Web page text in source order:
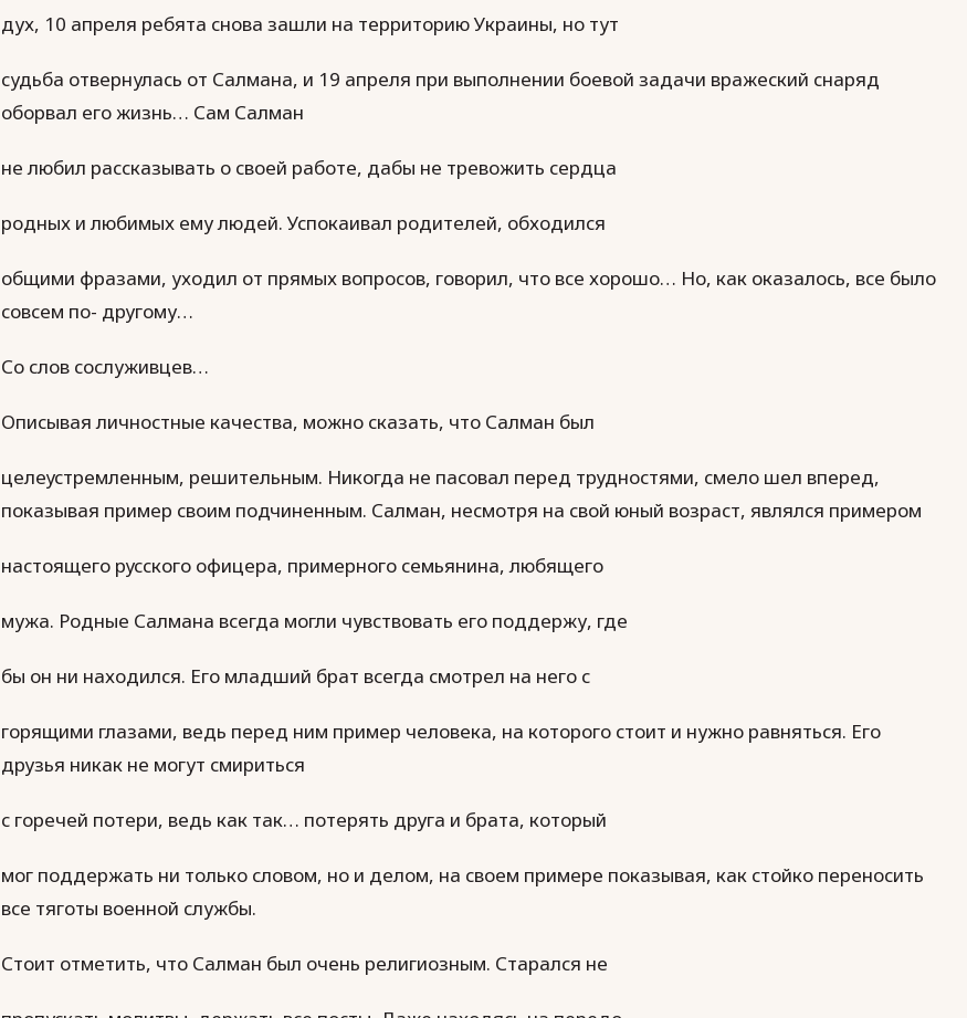
дух, 10 апреля ребята снова зашли на территорию Украины, но тут
судьба отвернулась от Салмана, и 19 апреля при выполнении боевой задачи вражеский снаряд
оборвал его жизнь… Сам Салман
не любил рассказывать о своей работе, дабы не тревожить сердца
родных и любимых ему людей. Успокаивал родителей, обходился
общими фразами, уходил от прямых вопросов, говорил, что все хорошо… Но, как оказалось, все было
совсем по- другому…
Со слов сослуживцев…
Описывая личностные качества, можно сказать, что Салман был
целеустремленным, решительным. Никогда не пасовал перед трудностями, смело шел вперед,
показывая пример своим подчиненным. Салман, несмотря на свой юный возраст, являлся примером
настоящего русского офицера, примерного семьянина, любящего
мужа. Родные Салмана всегда могли чувствовать его поддержу, где
бы он ни находился. Его младший брат всегда смотрел на него с
горящими глазами, ведь перед ним пример человека, на которого стоит и нужно равняться. Его
друзья никак не могут смириться
с горечей потери, ведь как так… потерять друга и брата, который
мог поддержать ни только словом, но и делом, на своем примере показывая, как стойко переносить
все тяготы военной службы.
Стоит отметить, что Салман был очень религиозным. Старался не